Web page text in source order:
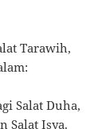
Tarawih,
Salat Duha,
Salat Isya.